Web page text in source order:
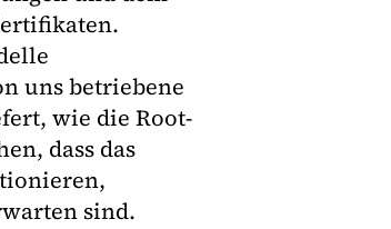
uns betriebene
wie die Root-
dass das
sind.